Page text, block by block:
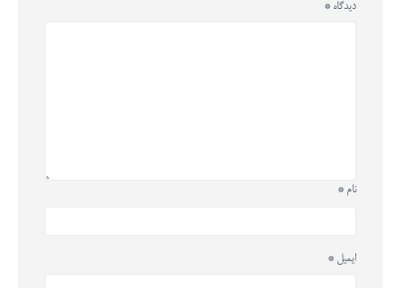
دیدگاه *
نام *
ایمیل *